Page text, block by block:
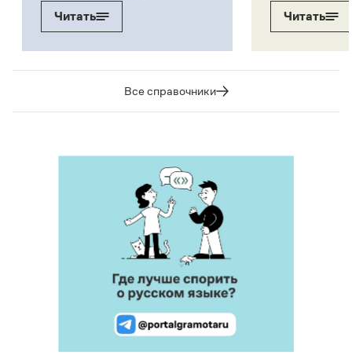
Читать
Читать
Все справочники